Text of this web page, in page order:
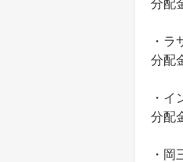
分配
・ラ
分配
・
分配
・